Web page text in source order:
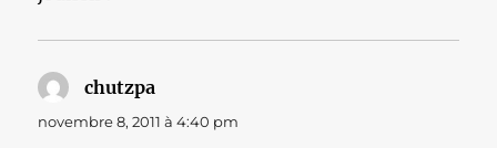
chutzpa
novembre 8, 2011 à 4:40 pm